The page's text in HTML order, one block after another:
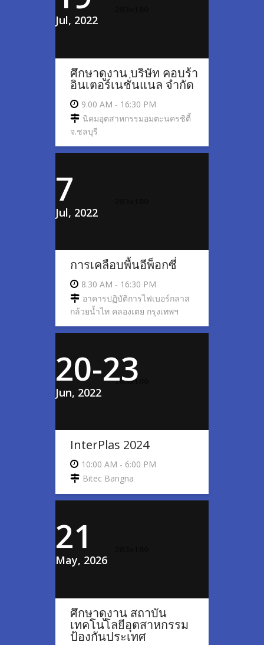
Jul, 2022
ศึกษาดูงาน บริษัท คอบร้า
อินเตอร์เนชั่นแนล จำกัด
9.00 AM - 16:30 PM
นิคมอุตสาหกรรมอมตะนครชิตี้
จ.ชลบุรี
7
Jul, 2022
การเคลือบพื้นอีพ็อกซี่
8.30 AM - 16:30 PM
อาคารปฏิบัติการไฟเบอร์กลาส
กล้วยน้ำไท คลองเตย กรุงเทพฯ
20-23
Jun, 2022
InterPlas 2024
10:00 AM - 6:00 PM
Bitec Bangna
21
May, 2026
ศึกษาดูงาน สถาบัน
เทคโนโลยีอุตสาหกรรม
ป้องกันประเทศ